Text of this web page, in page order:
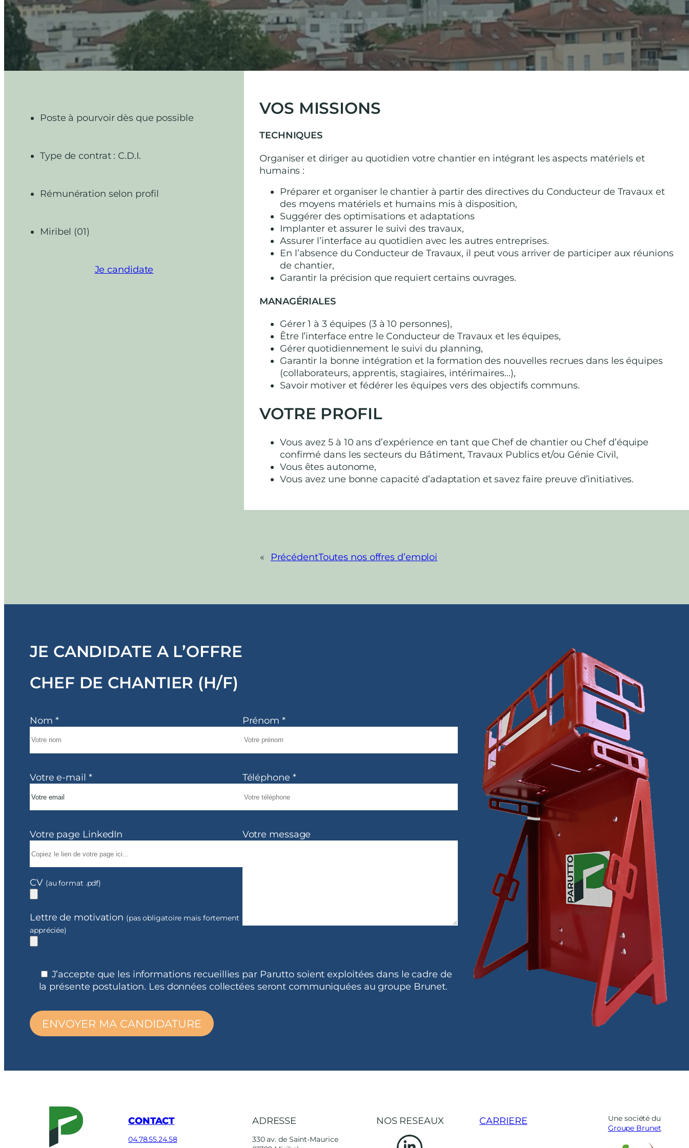
Poste à pourvoir dès que possible
Type de contrat : C.D.I.
Rémunération selon profil
Miribel (01)
Je candidate
VOS MISSIONS
TECHNIQUES
Organiser et diriger au quotidien votre chantier en intégrant les aspects matériels et
humains :
Préparer et organiser le chantier à partir des directives du Conducteur de Travaux et
des moyens matériels et humains mis à disposition,
Suggérer des optimisations et adaptations
Implanter et assurer le suivi des travaux,
Assurer l’interface au quotidien avec les autres entreprises.
En l’absence du Conducteur de Travaux, il peut vous arriver de participer aux réunions
de chantier,
Garantir la précision que requiert certains ouvrages.
MANAGÉRIALES
Gérer 1 à 3 équipes (3 à 10 personnes),
Être l’interface entre le Conducteur de Travaux et les équipes,
Gérer quotidiennement le suivi du planning,
Garantir la bonne intégration et la formation des nouvelles recrues dans les équipes
(collaborateurs, apprentis, stagiaires, intérimaires…),
Savoir motiver et fédérer les équipes vers des objectifs communs.
VOTRE PROFIL
Vous avez 5 à 10 ans d’expérience en tant que Chef de chantier ou Chef d’équipe
confirmé dans les secteurs du Bâtiment, Travaux Publics et/ou Génie Civil,
Vous êtes autonome,
Vous avez une bonne capacité d’adaptation et savez faire preuve d’initiatives.
« PrécédentToutes nos offres d’emploi
JE CANDIDATE A L’OFFRE
CHEF DE CHANTIER (H/F)
Nom * Prénom *
Votre e-mail * Téléphone *
Votre page LinkedIn
CV (au format .pdf)
Lettre de motivation (pas obligatoire mais fortement
appréciée)
Votre message
J’accepte que les informations recueillies par Parutto soient exploitées dans le cadre de
la présente postulation. Les données collectées seront communiquées au groupe Brunet.
CONTACT
04.78.55.24.58
ADRESSE
330 av. de Saint-Maurice
NOS RESEAUX CARRIERE
Une société du
Groupe Brunet